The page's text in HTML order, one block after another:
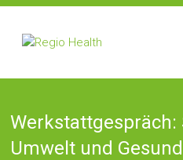
Skip
contentRegio
Health
RegioHealth
Kommune
Werkstattgespräch:
Umwelt und